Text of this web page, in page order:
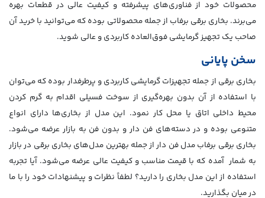
محصولات خود از فناوری‌های پیشرفته و کیفیت عالی در قطعات بهره
می‌برند. بخاری برقی برفاب از جمله محصولاتی بوده که می‌توانید با خرید آن
صاحب یک تجهیز گرمایشی فوق‌العاده کاربردی و عالی شوید.
سخن پایانی
بخاری برقی از جمله تجهیزات گرمایشی کاربردی و پرطرفدار بوده که می‌توان
با استفاده از آن بدون بهره‌گیری از سوخت فسیلی اقدام به گرم کردن
محیط داخلی اتاق یا محل کار نمود. این مدل از بخاری‌ها دارای انواع
متنوعی بوده و در دسته‌های فن دار و بدون فن به بازار عرضه می‌شود.
بخاری برقی برفاب مدل فن دار از جمله بهترین مدل‌های بخاری برقی در بازار
به شمار آمده که با قیمت مناسب و کیفیت عالی عرضه می‌شود. آیا تجربه
استفاده از این مدل بخاری را دارید؟ لطفاً نظرات و پیشنهادات خود را با ما
در میان بگذارید.